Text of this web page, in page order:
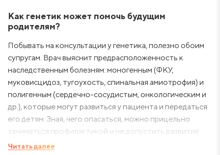
Как генетик может помочь будущим
родителям?
Побывать на консультации у генетика, полезно обоим
супругам. Врач выяснит предрасположенность к
наследственным болезням: моногенным (ФКУ,
муковисцидоз, тугоухость, спинальная амиотрофия) и
полигенным (сердечно-сосудистым, онкологическим и
др.), которые могут развиться у пациента и передаться
его детям. Зная, чего опасаться, можно прицельно
заниматься профилактикой и не допустить развития
недуга.
Читать далее